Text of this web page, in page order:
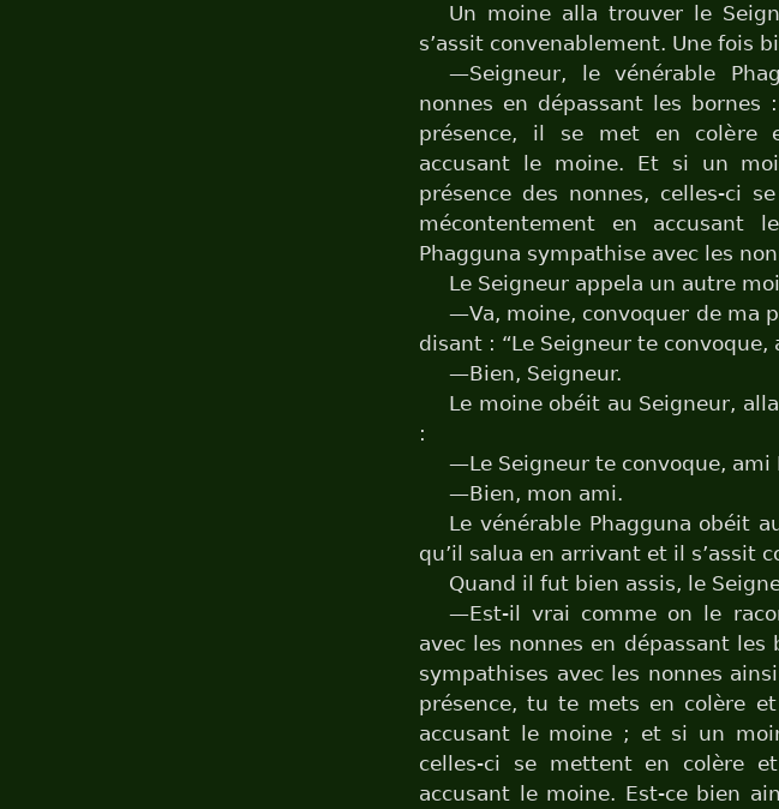
Un moine alla trouver le
s’assit convenablement. Une fois
—Seigneur, le vénérable
nonnes en dépassant les
présence, il se met en colère
accusant le moine. Et si un
présence des nonnes, celles-ci
mécontentement en accusant
Phagguna sympathise avec les
Le Seigneur appela un autre
—Va, moine, convoquer de ma
disant : “Le Seigneur te convoque,
—Bien, Seigneur.
Le moine obéit au Seigneur,
:
—Le Seigneur te convoque, ami
—Bien, mon ami.
Le vénérable Phagguna obéit
qu’il salua en arrivant et il s’assit
Quand il fut bien assis, le
—Est-il vrai comme on le
avec les nonnes en dépassant
sympathises avec les nonnes
présence, tu te mets en colère
accusant le moine ; et si un
celles-ci se mettent en colère
accusant le moine. Est-ce bien